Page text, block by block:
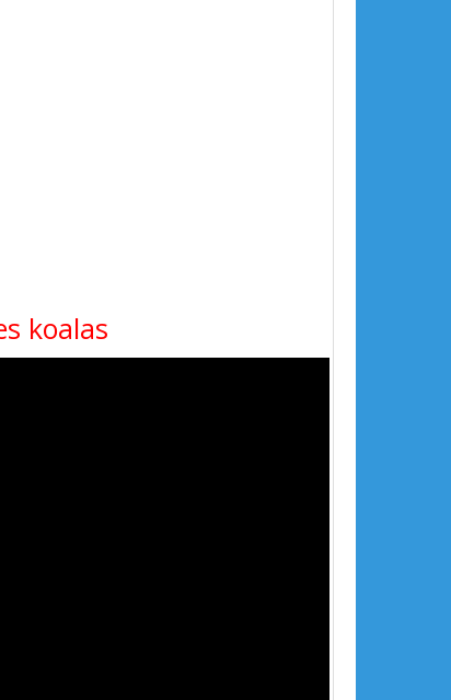
koalas